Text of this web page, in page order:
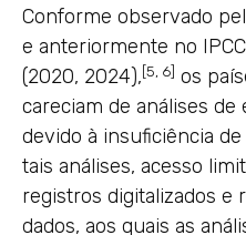
Conforme observado
e anteriormente no
(2020, 2024),[5, 6] os
careciam de análises
devido à insuficiência
tais análises, acesso
registros digitalizados e
dados, aos quais as